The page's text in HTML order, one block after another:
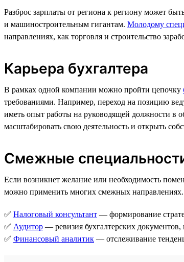
Разброс зарплаты от региона к региону может
и машиностроительным гигантам. Молодому
направлениях, как торговля и строительство
Карьера бухгалтера
В рамках одной компании можно пройти цепочку
требованиями. Например, переход на позицию
иметь опыт работы на руководящей должности в
масштабировать свою деятельность и открыть
Смежные
Если возникнет желание или необходимость
можно применить многих смежных направлениях.
✅ Налоговый консультант — формирование
✅ Аудитор — ревизия бухгалтерских документов,
✅ Финансовый аналитик — отслеживание